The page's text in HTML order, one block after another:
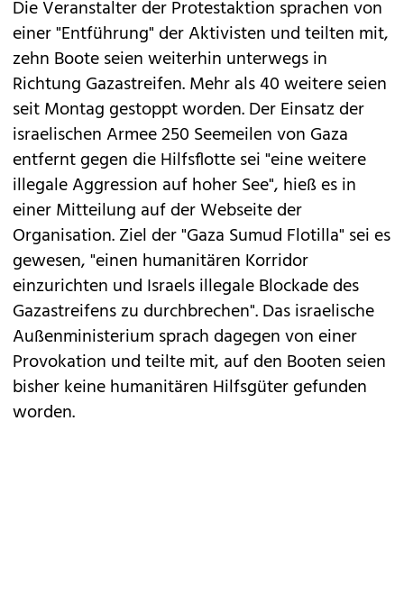
Die Veranstalter der Protestaktion sprachen von
einer "Entführung" der Aktivisten und teilten mit,
zehn Boote seien weiterhin unterwegs in
Richtung Gazastreifen. Mehr als 40 weitere seien
seit Montag gestoppt worden. Der Einsatz der
israelischen Armee 250 Seemeilen von Gaza
entfernt gegen die Hilfsflotte sei "eine weitere
illegale Aggression auf hoher See", hieß es in
einer Mitteilung auf der Webseite der
Organisation. Ziel der "Gaza Sumud Flotilla" sei es
gewesen, "einen humanitären Korridor
einzurichten und Israels illegale Blockade des
Gazastreifens zu durchbrechen". Das israelische
Außenministerium sprach dagegen von einer
Provokation und teilte mit, auf den Booten seien
bisher keine humanitären Hilfsgüter gefunden
worden.